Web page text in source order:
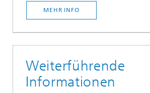
MEHR INFO
Weiterführende
Informationen